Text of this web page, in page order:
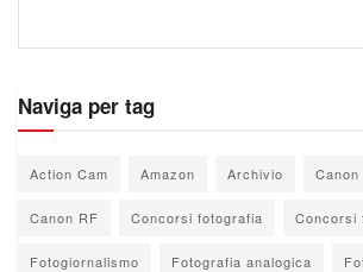
Naviga per tag
Action Cam Amazon Archivio Canon
Canon RF Concorsi fotografia Concorsi
Fotogiornalismo Fotografia analogica